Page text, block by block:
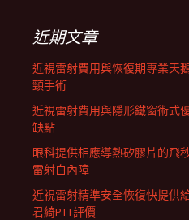
列近期文章
近視雷射費用與恢復期專業天
頸手術
近視雷射費用與隱形鐵窗術式
缺點
眼科提供相應導熱矽膠片的飛
雷射白內障
近視雷射精準安全恢復快提供
君綺PTT評價